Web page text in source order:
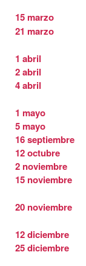
15 marzo
21 marzo
1 abril
2 abril
4 abril
1 mayo
5 mayo
16 septiembre
12 octubre
2 noviembre
15 noviembre
20 noviembre
12 diciembre
25 diciembre